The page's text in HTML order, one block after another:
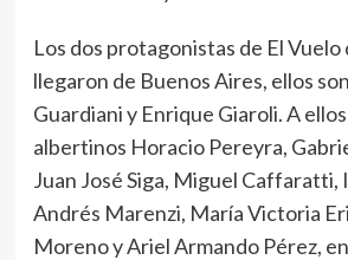
Los dos protagonistas de El
llegaron de Buenos Aires, ellos
Guardiani y Enrique Giaroli. A
albertinos Horacio Pereyra,
Juan José Siga, Miguel Caffaratti,
Andrés Marenzi, María Victoria
Moreno y Ariel Armando Pérez,